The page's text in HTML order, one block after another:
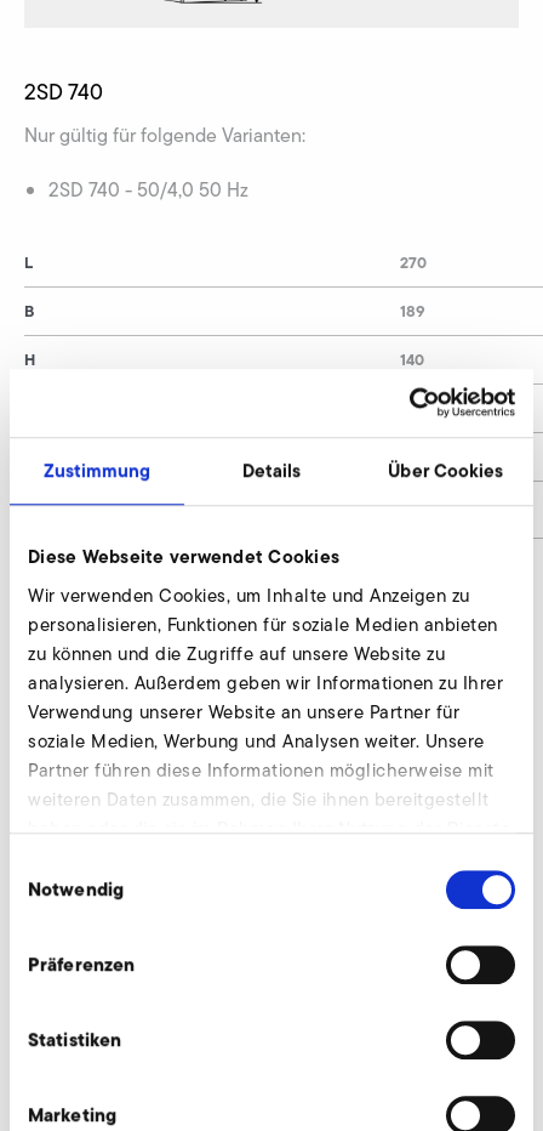
Zustimmung Details Über Cookies
Diese Webseite verwendet Cookies
Wir verwenden Cookies, um Inhalte und Anzeigen zu
personalisieren, Funktionen für soziale Medien anbieten
zu können und die Zugriffe auf unsere Website zu
analysieren. Außerdem geben wir Informationen zu Ihrer
Verwendung unserer Website an unsere Partner für
soziale Medien, Werbung und Analysen weiter. Unsere
Partner führen diese Informationen möglicherweise mit
weiteren Daten zusammen, die Sie ihnen bereitgestellt
Notwendig
Präferenzen
Statistiken
Marketing
2SD 740
Nur gültig für folgende Varianten:
2SD 740 - 50/4,0 50 Hz
L
B
H
Materialnummer
270
189
140
4,0
9020747
Kostal Inveor (EMV-Kategorie C2, 400 V
Klasse) anfragen
Wir beraten individuell und nach Bedarf. Unsere
Experten stehen Ihnen gerne zur Verfügung.
Jetzt anfragen
Kostal Inveor (EMV-Kategorie C2, 400 V